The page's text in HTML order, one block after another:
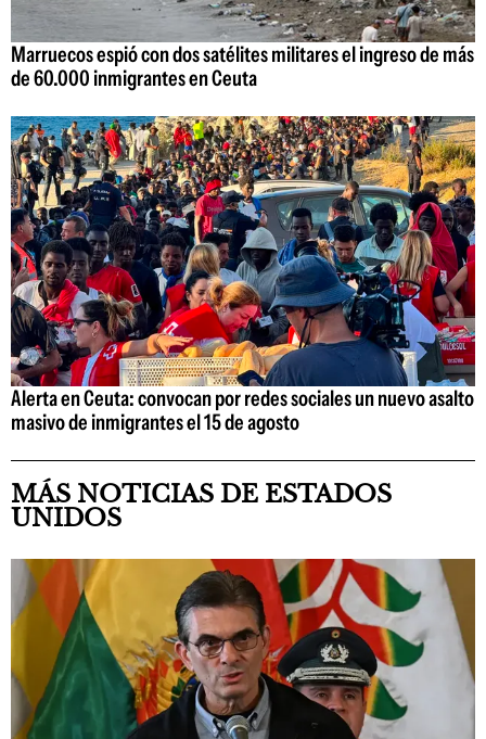
Marruecos espió con dos satélites militares el ingreso de más
de 60.000 inmigrantes en Ceuta
Alerta en Ceuta: convocan por redes sociales un nuevo asalto
masivo de inmigrantes el 15 de agosto
MÁS NOTICIAS DE ESTADOS
UNIDOS